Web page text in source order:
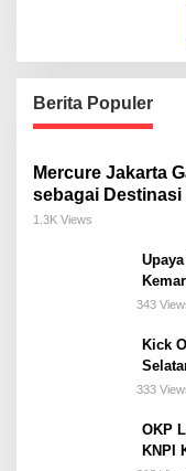
Berita Populer
Mercure Jakarta
sebagai
Meeting, dan
1.3K Views
343
Kick
Bogor
333
OKP
KNPI